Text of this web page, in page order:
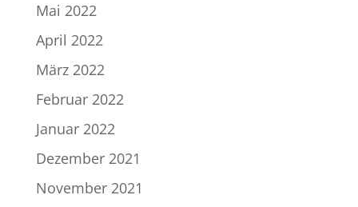
Mai 2022
April 2022
März 2022
Februar 2022
Januar 2022
Dezember 2021
November 2021